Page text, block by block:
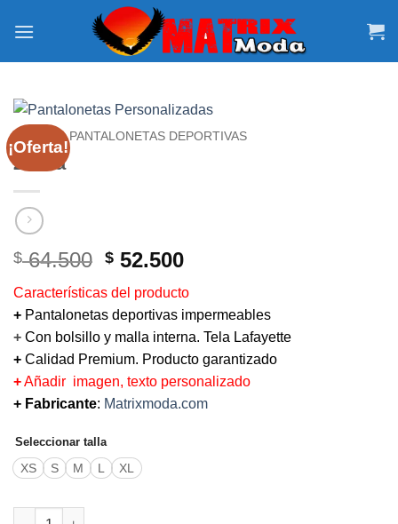
¡Oferta!
PANTALONETAS DEPORTIVAS
Zebra
$64.500 El
original
era:
$ 64.500.
$ 52.500El
actual
es:
$ 52.500.
Características del producto
+ Pantalonetas deportivas impermeables
+ Con bolsillo y malla interna. Tela Lafayette
+ Calidad Premium. Producto garantizado
+Añadir imagen, texto personalizado
+ Fabricante: Matrixmoda.com
Seleccionar talla
XS S M L XL
Zebra cantidad